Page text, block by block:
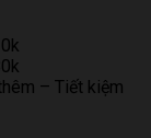
– Tiết kiệm